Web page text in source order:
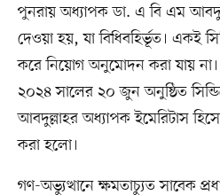
পুনরায় অধ্যাপক ডা. এ বি এম
দেওয়া হয়, যা বিধিবহির্ভূত। একই
করে নিয়োগ অনুমোদন করা যায় না।
২০২৪ সালের ২০ জুন অনুষ্ঠিত
আবদুল্লাহর অধ্যাপক ইমেরিটাস
করা হলো।
গণ-অভ্যুত্থানে ক্ষমতাচ্যুত সাবেক